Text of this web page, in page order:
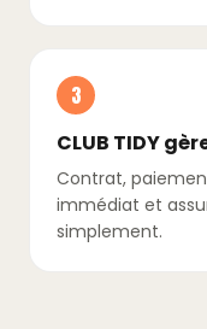
3
CLUB TIDY
Contrat,
immédiat et
simplement.